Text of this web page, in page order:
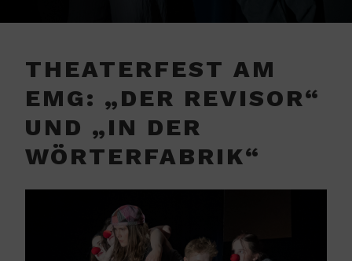
THEATERFEST AM
EMG: „DER REVISOR“
UND „IN DER
WÖRTERFABRIK“